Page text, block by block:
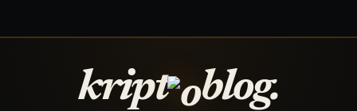
kript blog.